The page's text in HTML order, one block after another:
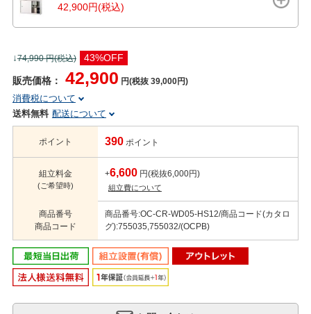
42,900円(税込)
↓74,990円(税込) 43%OFF
販売価格： 42,900 円(税抜 39,000円)
消費税について
送料無料 配送について
ポイント 390 ポイント
組立料金
(ご希望時)
+6,600 円(税抜6,000円)
組立費について
商品番号
商品コード
商品番号:OC-CR-WD05-HS12/商品コード(カタロ
グ):755035,755032/(OCPB)